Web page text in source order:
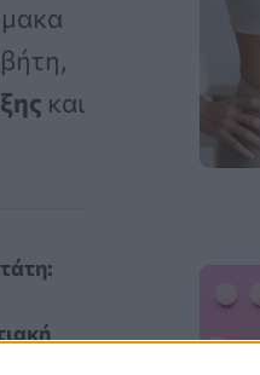
και